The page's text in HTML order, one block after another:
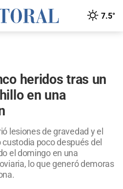
7.5°
heridos tras un
en una
lesiones de gravedad y el
poco después del
el domingo en una
lo que generó demoras